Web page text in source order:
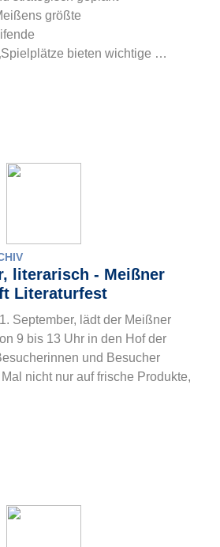
größte
bieten wichtige …
literarisch - Meißner
Literaturfest
September, lädt der Meißner
9 bis 13 Uhr in den Hof der
und Besucher
nicht nur auf frische Produkte,